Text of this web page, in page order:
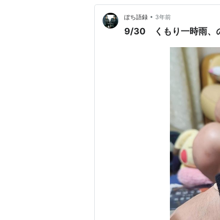
ぽち語録 • 3年前
9/30 くもり一時雨、